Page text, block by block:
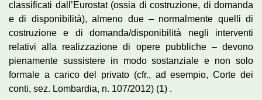
classificati dall’Eurostat (ossia di costruzione, di domanda
e di disponibilità), almeno due – normalmente quelli di
costruzione e di domanda/disponibilità negli interventi
relativi alla realizzazione di opere pubbliche – devono
pienamente sussistere in modo sostanziale e non solo
formale a carico del privato (cfr., ad esempio, Corte dei
conti, sez. Lombardia, n. 107/2012) (1) .